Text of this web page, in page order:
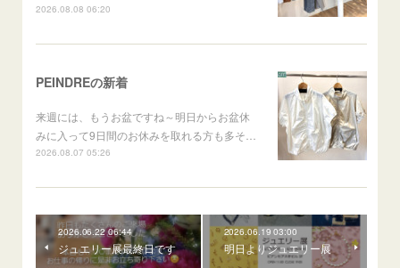
2026.08.08 06:20
PEINDREの新着
来週には、もうお盆ですね～明日からお盆休
みに入って9日間のお休みを取れる方も多そ…
2026.08.07 05:26
2026.06.22 06:44
ジュエリー展最終日です
2026.06.19 03:00
明日よりジュエリー展